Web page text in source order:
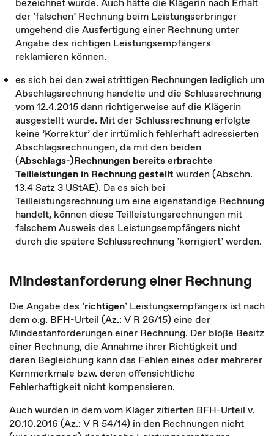
der ’falschen’ Rechnung beim Leistungserbringer
umgehend die Ausfertigung einer Rechnung unter
Angabe des richtigen Leistungsempfängers
reklamieren können.
es sich bei den zwei strittigen Rechnungen lediglich um
Abschlagsrechnung handelte und die Schlussrechnung
vom 12.4.2015 dann richtigerweise auf die Klägerin
ausgestellt wurde. Mit der Schlussrechnung erfolgte
keine ’Korrektur’ der irrtümlich fehlerhaft adressierten
Abschlagsrechnungen, da mit den beiden
(Abschlags-)Rechnungen bereits erbrachte
Teilleistungen in Rechnung gestellt wurden (Abschn.
13.4 Satz 3 UStAE). Da es sich bei
Teilleistungsrechnung um eine eigenständige Rechnung
handelt, können diese Teilleistungsrechnungen mit
falschem Ausweis des Leistungsempfängers nicht
durch die spätere Schlussrechnung ’korrigiert’ werden.
Mindestanforderung einer Rechnung
Die Angabe des ’richtigen’ Leistungsempfängers ist nach
dem o.g. BFH-Urteil (Az.: V R 26/15) eine der
Mindestanforderungen einer Rechnung. Der bloße Besitz
einer Rechnung, die Annahme ihrer Richtigkeit und
deren Begleichung kann das Fehlen eines oder mehrerer
Kernmerkmale bzw. deren offensichtliche
Fehlerhaftigkeit nicht kompensieren.
Auch wurden in dem vom Kläger zitierten BFH-Urteil v.
20.10.2016 (Az.: V R 54/14) in den Rechnungen nicht